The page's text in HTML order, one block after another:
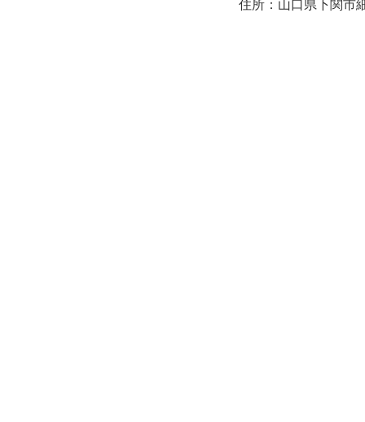
住所：山口県下関市